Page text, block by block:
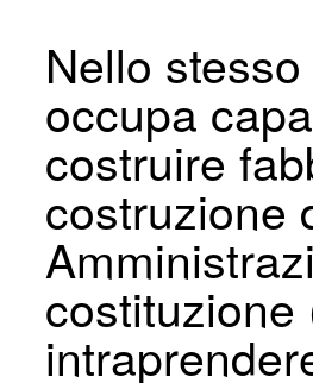
Nello
occupa
costruire
costruzione